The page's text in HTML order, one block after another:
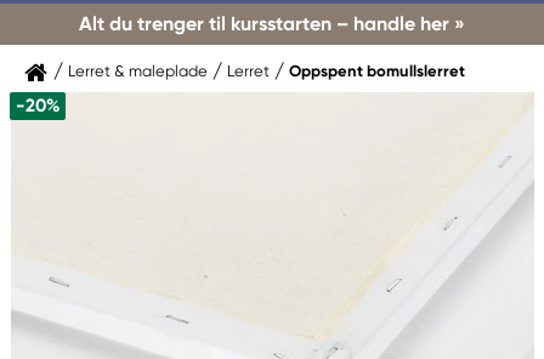
Alt du trenger til kursstarten – handle her »
Lerret & maleplade Lerret Oppspent bomullslerret
-20%